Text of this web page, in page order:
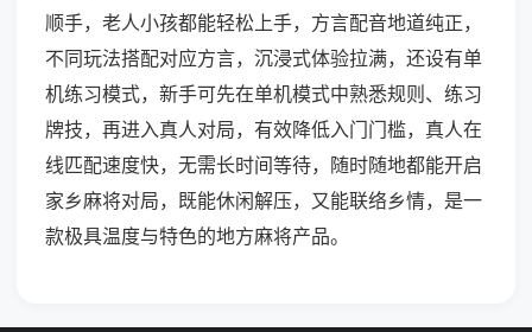
顺手，老人小孩都能轻松上手，方言配音地道纯正，
不同玩法搭配对应方言，沉浸式体验拉满，还设有单
机练习模式，新手可先在单机模式中熟悉规则、练习
牌技，再进入真人对局，有效降低入门门槛，真人在
线匹配速度快，无需长时间等待，随时随地都能开启
家乡麻将对局，既能休闲解压，又能联络乡情，是一
款极具温度与特色的地方麻将产品。